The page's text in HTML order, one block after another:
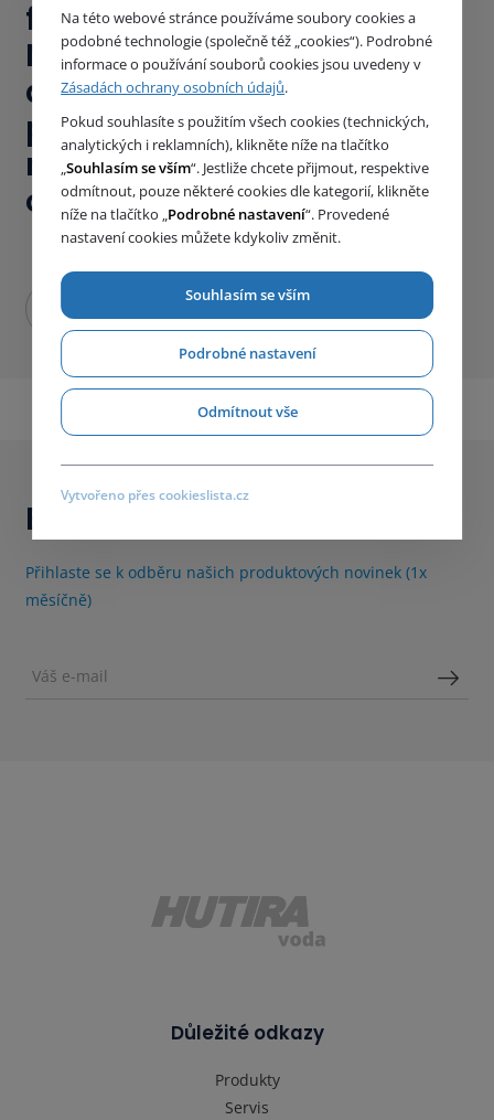
fakultou strojní a centrem
NETME, jsme úspěšně
dokončili projekt vývoje
prototypu technologie na
recyklaci průmyslové
odpadní vody
Buďte s námi v kontaktu
Přihlaste se k odběru našich produktových novinek (1x
měsíčně)
Důležité odkazy
Produkty
Servis
Na této webové stránce používáme soubory cookies a
podobné technologie (společně též „cookies“). Podrobné
informace o používání souborů cookies jsou uvedeny v
Zásadách ochrany osobních údajů.
Pokud souhlasíte s použitím všech cookies (technických,
analytických i reklamních), klikněte níže na tlačítko
„Souhlasím se vším“. Jestliže chcete přijmout, respektive
odmítnout, pouze některé cookies dle kategorií, klikněte
níže na tlačítko „ Podrobné nastavení“. Provedené
nastavení cookies můžete kdykoliv změnit.
Souhlasím se vším
Podrobné nastavení
Odmítnout vše
Vytvořeno přes cookieslista.cz